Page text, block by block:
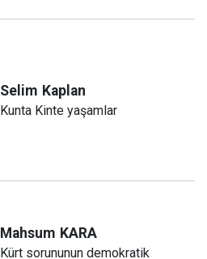
Selim Kaplan
Kunta Kinte yaşamlar
Mahsum KARA
Kürt sorununun demokratik